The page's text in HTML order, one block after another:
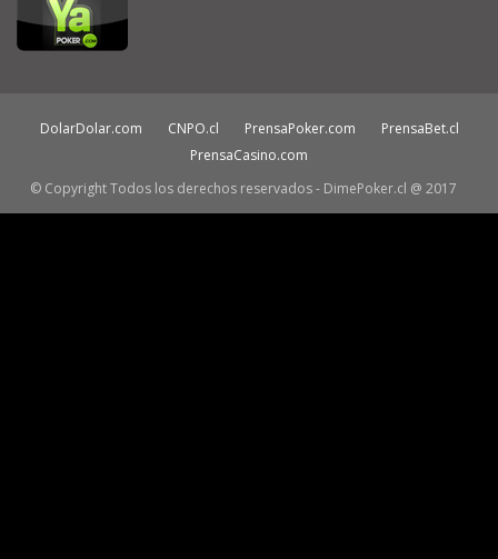
DolarDolar.com CNPO.cl PrensaPoker.com
PrensaBet.cl
PrensaCasino.com
© Copyright Todos los derechos reservados - DimePoker.cl @ 2017